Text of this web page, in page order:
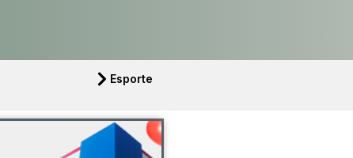
Esporte